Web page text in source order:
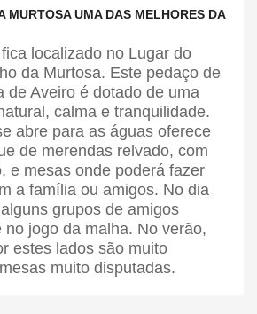
MURTOSA UMA DAS MELHORES DA
localizado no Lugar do
da Murtosa. Este pedaço de
de Aveiro é dotado de uma
calma e tranquilidade.
abre para as águas oferece
de merendas relvado, com
e mesas onde poderá fazer
a família ou amigos. No dia
grupos de amigos
no jogo da malha. No verão,
estes lados são muito
muito disputadas.